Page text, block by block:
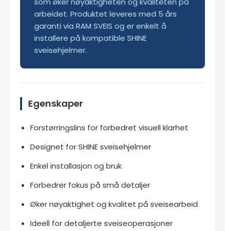
arbeidet. Produktet leveres med 5 års
garanti via RAM SVEIS og er enkelt å
installere på kompatible SHINE
sveisehjelmer.
Egenskaper
Forstørringslins for forbedret visuell klarhet
Designet for SHINE sveisehjelmer
Enkel installasjon og bruk
Forbedrer fokus på små detaljer
Øker nøyaktighet og kvalitet på sveisearbeid
Ideell for detaljerte sveiseoperasjoner